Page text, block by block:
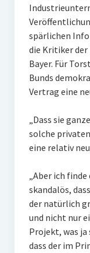
spärlichen
die Kritiker
Bayer. Für
Bunds
Vertrag eine
„Dass sie
solche
eine relativ
„Aber ich
skandalös,
der natürlich
und nicht nur
Projekt, was
dass der im